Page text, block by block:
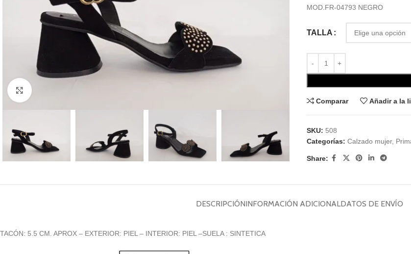
MOD.FR-04793 NEGRO
TALLA
Comparar Añadir a la
SKU: 508
Categorías: Calzado mujer,
Share:
DESCRIPCIÓNINFORMACIÓN ADICIONALDATOS DE ENVÍO
TACÓN: 5.5 CM. APROX – EXTERIOR: PIEL – INTERIOR: PIEL –SUELA : SINTETICA